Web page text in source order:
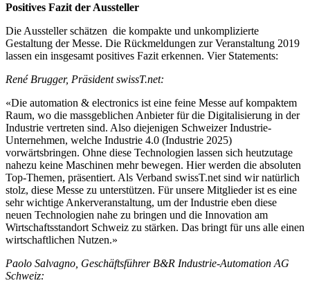
Positives Fazit der Aussteller
Die Aussteller schätzen die kompakte und unkomplizierte
Gestaltung der Messe. Die Rückmeldungen zur Veranstaltung 2019
lassen ein insgesamt positives Fazit erkennen. Vier Statements:
René Brugger, Präsident swissT.net:
«Die automation & electronics ist eine feine Messe auf kompaktem
Raum, wo die massgeblichen Anbieter für die Digitalisierung in der
Industrie vertreten sind. Also diejenigen Schweizer Industrie-
Unternehmen, welche Industrie 4.0 (Industrie 2025)
vorwärtsbringen. Ohne diese Technologien lassen sich heutzutage
nahezu keine Maschinen mehr bewegen. Hier werden die absoluten
Top-Themen, präsentiert. Als Verband swissT.net sind wir natürlich
stolz, diese Messe zu unterstützen. Für unsere Mitglieder ist es eine
sehr wichtige Ankerveranstaltung, um der Industrie eben diese
neuen Technologien nahe zu bringen und die Innovation am
Wirtschaftsstandort Schweiz zu stärken. Das bringt für uns alle einen
wirtschaftlichen Nutzen.»
Paolo Salvagno, Geschäftsführer B&R Industrie-Automation AG
Schweiz: